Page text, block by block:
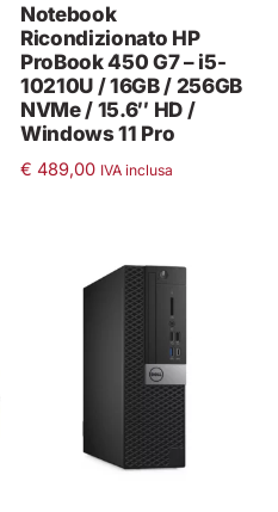
Notebook
Ricondizionato HP
ProBook 450 G7 – i5-
10210U / 16GB / 256GB
NVMe / 15.6″ HD /
Windows 11 Pro
€ 489,00 IVA inclusa